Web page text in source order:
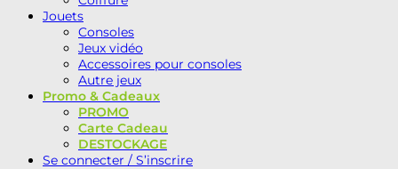
Jouets
Consoles
Jeux vidéo
Accessoires pour consoles
Autre jeux
Promo & Cadeaux
PROMO
Carte Cadeau
DESTOCKAGE
Se connecter / S’inscrire